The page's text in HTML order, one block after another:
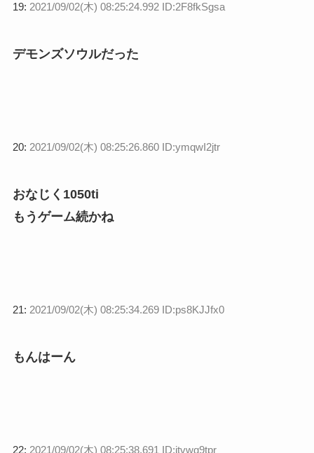
19: 2021/09/02(木) 08:25:24.992 ID:2F8fkSgsa
デモンズソウルだった
20: 2021/09/02(木) 08:25:26.860 ID:ymqwI2jtr
おなじく1050ti
もうゲーム続かね
21: 2021/09/02(木) 08:25:34.269 ID:ps8KJJfx0
もんはーん
22: 2021/09/02(木) 08:25:38.691 ID:itvwq9tpr